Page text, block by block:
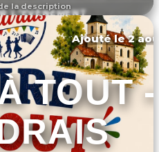
la description
L'ÉVÉNEMENT
Ajouté le 2
TOUT -